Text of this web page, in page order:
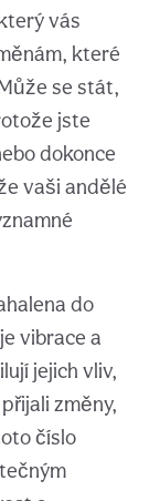
vás
které
se stát,
jste
dokonce
vaši andělé
do
vibrace a
jejich vliv,
změny,
číslo